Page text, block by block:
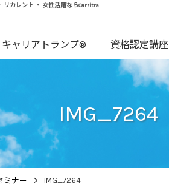
リカレント ・ 女性活躍ならCarritra
キャリアトランプ® 資格認定講座
IMG_7264
ミナー > IMG_7264